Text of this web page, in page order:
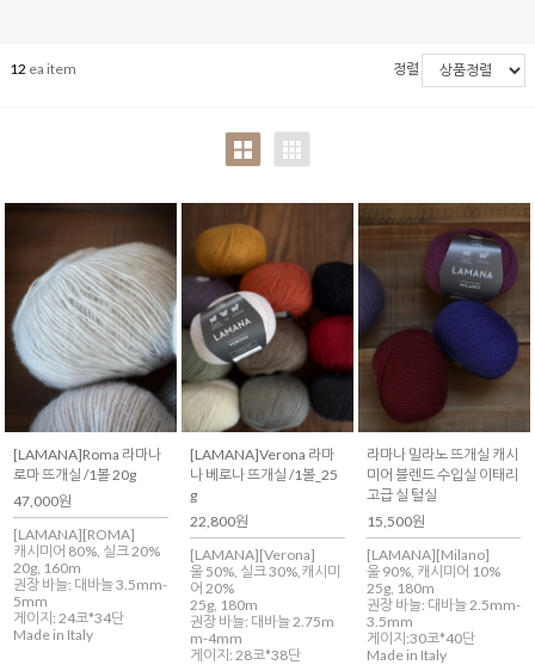
12 ea item 정렬
[LAMANA]Roma 라마나
로마 뜨개실 /1볼 20g
47,000원
[LAMANA][ROMA]
캐시미어 80%, 실크 20%
20g, 160m
권장 바늘: 대바늘 3.5mm-
5mm
게이지: 24코*34단
Made in Italy
[LAMANA]Verona 라마
나 베로나 뜨개실 /1볼_25
g
22,800원
[LAMANA][Verona]
울 50%, 실크 30%,캐시미
어 20%
25g, 180m
권장 바늘: 대바늘 2.75m
m-4mm
게이지: 28코*38단
라마나 밀라노 뜨개실 캐시
미어 블렌드 수입실 이태리
고급 실 털실
15,500원
[LAMANA][Milano]
울 90%, 캐시미어 10%
25g, 180m
권장 바늘: 대바늘 2.5mm-
3.5mm
게이지:30코*40단
Made in Italy